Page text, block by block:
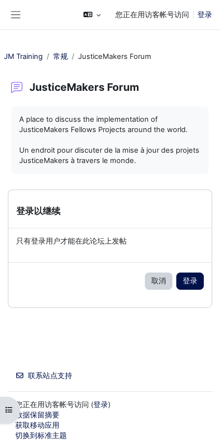
您正在用访客帐号访问 登录
打开课程索引
JM Training 常规 JusticeMakers Forum
JusticeMakers Forum
A place to discuss the implementation of
JusticeMakers Fellows Projects around the world.
Un endroit pour discuter de la mise à jour des projets
JusticeMakers à travers le monde.
登录以继续
只有登录用户才能在此论坛上发帖
取消 登录
联系站点支持
您正在用访客帐号访问 (登录)
‎数据保留摘要‎
获取移动应用
切换到标准主题